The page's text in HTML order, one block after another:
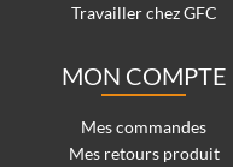
Travailler chez GFC
MON COMPTE
Mes commandes
Mes retours produit